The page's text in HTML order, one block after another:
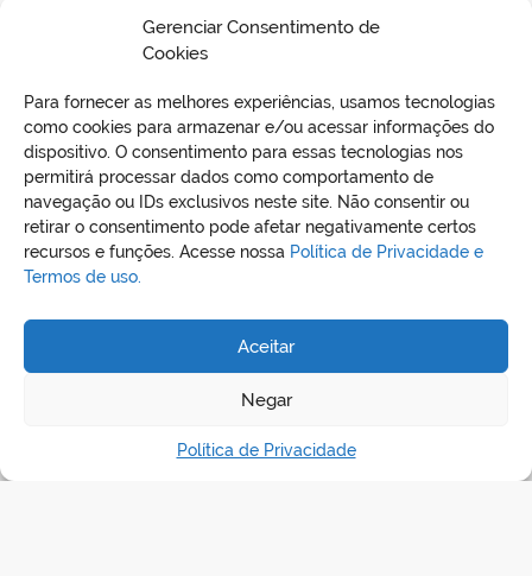
Gerenciar Consentimento de
Cookies
Para fornecer as melhores experiências, usamos tecnologias
como cookies para armazenar e/ou acessar informações do
dispositivo. O consentimento para essas tecnologias nos
permitirá processar dados como comportamento de
navegação ou IDs exclusivos neste site. Não consentir ou
retirar o consentimento pode afetar negativamente certos
recursos e funções. Acesse nossa Política de Privacidade e
Termos de uso.
Aceitar
Negar
Política de Privacidade
Botelho da Silva – Coordenadora Geral de
BAIXAR EDITAL
REDES SOCIAIS